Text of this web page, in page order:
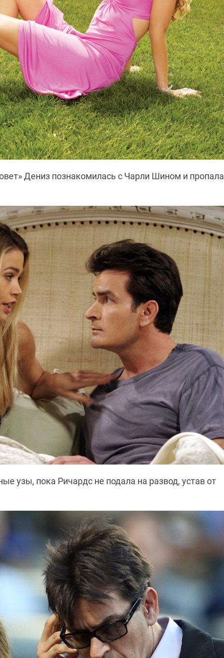
Дениз познакомилась с Чарли Шином и пропала
узы, пока Ричардс не подала на развод, устав от